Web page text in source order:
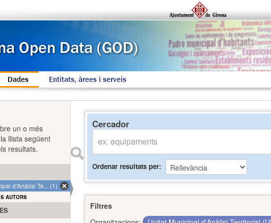
Dades Entitats, àrees i serveis
Cercador
Ordenar resultats per
Filtres
un o més
llista següent
resultats.
d'Anàlisi Te... (1)
AUTORS